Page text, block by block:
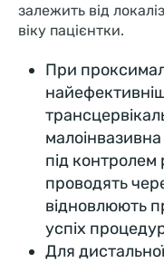
залежить від
віку пацієнтки.
При
під контролем
проводять
відновлюють
успіх
Для